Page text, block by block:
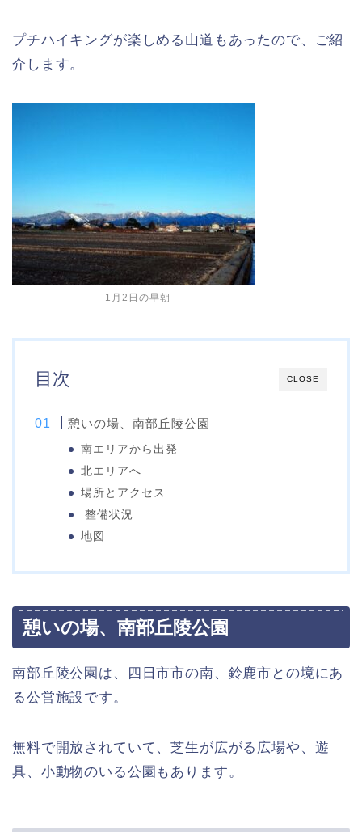
プチハイキングが楽しめる山道もあったので、ご紹
介します。
1月2日の早朝
CLOSE
目次
憩いの場、南部丘陵公園
南エリアから出発
北エリアへ
場所とアクセス
整備状況
地図
憩いの場、南部丘陵公園
南部丘陵公園は、四日市市の南、鈴鹿市との境にあ
る公営施設です。
無料で開放されていて、芝生が広がる広場や、遊
具、小動物のいる公園もあります。